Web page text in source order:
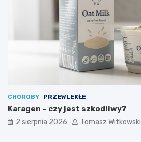
CHOROBY PRZEWLEKŁE
Karagen – czy jest szkodliwy?
2 sierpnia 2026 Tomasz Witkowski